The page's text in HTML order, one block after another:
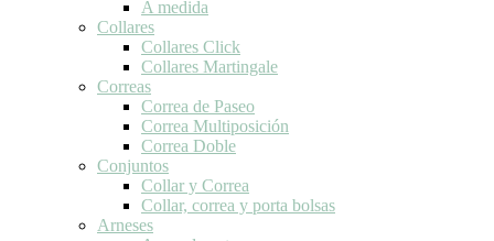
A medida
Collares
Collares Click
Collares Martingale
Correas
Correa de Paseo
Correa Multiposición
Correa Doble
Conjuntos
Collar y Correa
Collar, correa y porta bolsas
Arneses